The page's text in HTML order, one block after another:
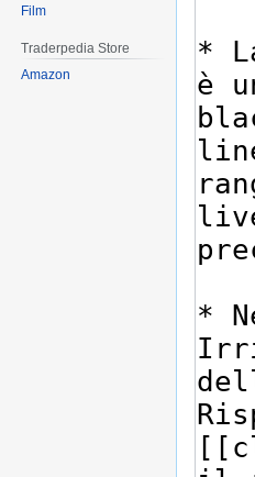
Film
Traderpedia Store
Amazon